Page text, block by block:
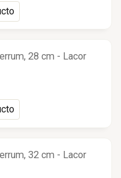
28 cm - Lacor
32 cm - Lacor